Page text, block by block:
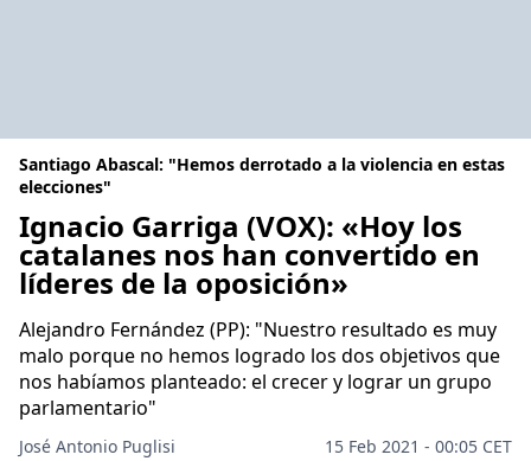
Santiago Abascal: "Hemos derrotado a la violencia en estas
elecciones"
Ignacio Garriga (VOX): «Hoy los
catalanes nos han convertido en
líderes de la oposición»
Alejandro Fernández (PP): "Nuestro resultado es muy
malo porque no hemos logrado los dos objetivos que
nos habíamos planteado: el crecer y lograr un grupo
parlamentario"
José Antonio Puglisi
15 Feb 2021 - 00:05 CET